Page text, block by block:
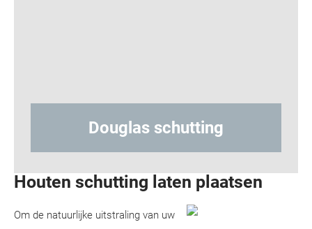
Hout-
Houten schutting laten plaatsen
Om de natuurlijke uitstraling van uw